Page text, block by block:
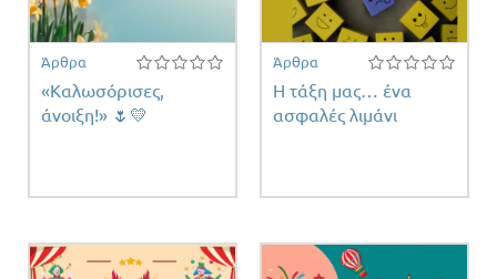
Άρθρα
«Καλωσόρισες,
άνοιξη!» 🌷💛
Άρθρα
Η τάξη μας… ένα
ασφαλές λιμάνι